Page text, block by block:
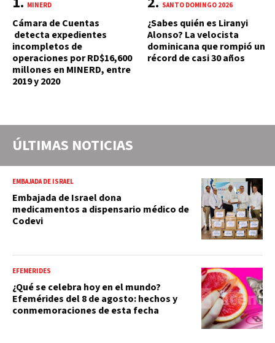
MINERD
Cámara de Cuentas
detecta expedientes
incompletos de
operaciones por RD$16,600
millones en MINERD, entre
2019 y 2020
SANTO DOMINGO 2026
¿Sabes quién es Liranyi
Alonso? La velocista
dominicana que rompió un
récord de casi 30 años
ÚLTIMAS NOTICIAS
EMBAJADA DE ISRAEL
Embajada de Israel dona
medicamentos a dispensario médico de
Codevi
EFEMÉRIDES
¿Qué se celebra hoy en el mundo?
Efemérides del 8 de agosto: hechos y
conmemoraciones de esta fecha